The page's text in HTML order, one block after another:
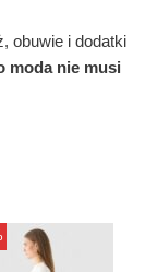
obuwie i dodatki
moda nie musi